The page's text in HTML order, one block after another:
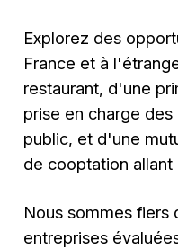
Explorez des
France et à
restaurant, d'une
prise en charge
public, et d'une
de cooptation
Nous sommes fiers
entreprises